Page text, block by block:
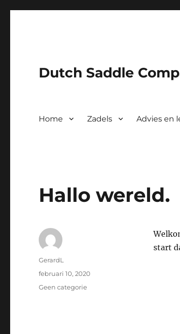
Dutch Saddle
Home Zadels Advies en
Hallo wereld.
start
Auteur
GerardL
Geplaatst
februari 10, 2020
Categorieën
Geen categorie